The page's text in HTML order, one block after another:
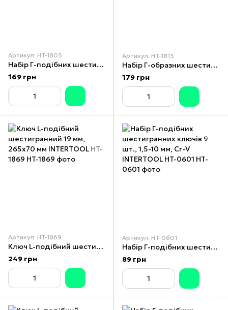
Артикул: HT-1803
Набір Г-подібних шестигранних ключів 9 шт., 1,5-10 мм, S2, PROF INTERTOOL HT-1803
169 грн
Артикул: HT-1813
Набір Г-образних шестигранних ключів PROF з кулястим наконечником INTERTOOL HT-1813
179 грн
Артикул: HT-1869
Ключ L-подібний шестигранний 19 мм, 265x70 мм INTERTOOL HT-1869
249 грн
Артикул: HT-0601
Набір Г-подібних шестигранних ключів 9 шт., 1,5-10 мм, Cr-V INTERTOOL HT-0601
89 грн